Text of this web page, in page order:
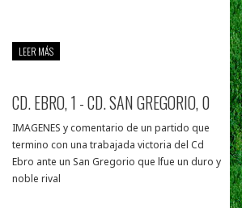
LEER MÁS
CD. EBRO, 1 - CD. SAN GREGORIO, 0
IMAGENES y comentario de un partido que
termino con una trabajada victoria del Cd
Ebro ante un San Gregorio que lfue un duro y
noble rival